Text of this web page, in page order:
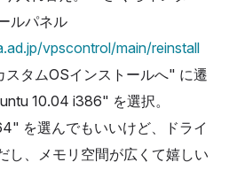
ルパネル
vpscontrol/main/reinstall
スタムOSインストールへ" に遷
10.04 i386" を選択。
を選んでもいいけど、ドライ
し、メモリ空間が広くて嬉しい